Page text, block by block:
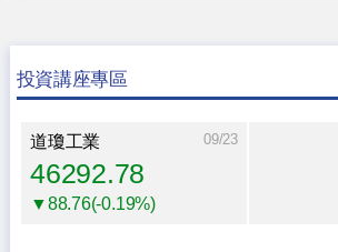
投資講座專區
道瓊工業 09/23
46292.78
▼88.76(-0.19%)